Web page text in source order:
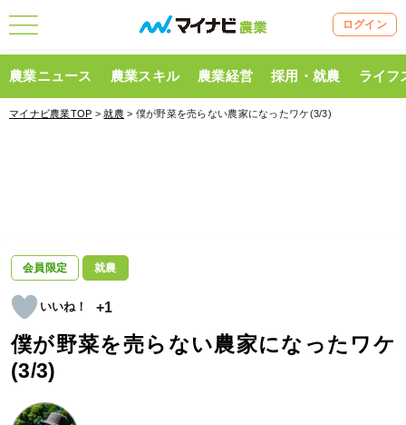
ログイン
農業ニュース 農業スキル 農業経営 採用・就農 ライフ
マイナビ農業TOP >就農 > 僕が野菜を売らない農家になったワケ(3/3)
会員限定 就農
+1
僕が野菜を売らない農家になったワケ
(3/3)